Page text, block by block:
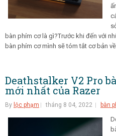
bàn phím cơ là gì?Trước khi đến với
bàn phím cơ mình sẽ tóm tắt cơ bản
Deathstalker V2 Pro
mới nhất của Razer
By lộc phạm tháng 8 04, 2022 bàn